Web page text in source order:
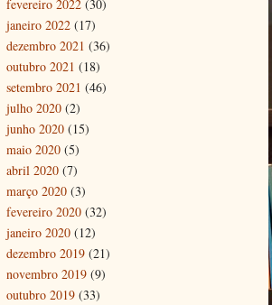
fevereiro 2022 (30)
janeiro 2022 (17)
dezembro 2021 (36)
outubro 2021 (18)
setembro 2021 (46)
julho 2020 (2)
junho 2020 (15)
maio 2020 (5)
abril 2020 (7)
março 2020 (3)
fevereiro 2020 (32)
janeiro 2020 (12)
dezembro 2019 (21)
novembro 2019 (9)
outubro 2019 (33)